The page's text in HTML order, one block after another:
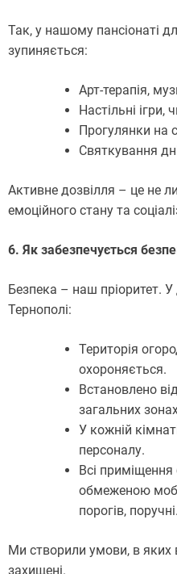
Так, у нашому пансіонаті
зупиняється:
Арт-терапія,
Настільні ігри,
Прогулянки на
Святкування
Активне дозвілля – це не
емоційного стану та
6. Як забезпечується
Безпека – наш пріоритет. У
Тернополі:
Територія
охороняється.
Встановлено
загальних
У кожній
персоналу.
Всі
обмеженою
порогів, поручні.
Ми створили умови, в яких
захищені.